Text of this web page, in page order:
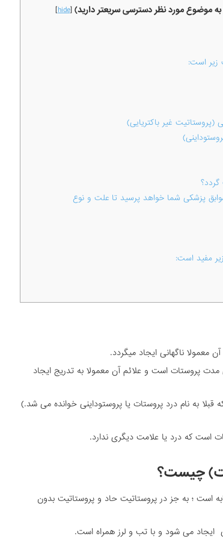
موضوع مورد نظر دسترسی سریعتر دارید) [
hide
]
زیر است:
(پروستاتیت غیر باکتریایی)
پزشکی شما خواهد پرسید تا علت و نوع
مفید است:
معمولا ناگهانی ایجاد میگردد.
پروستات است و علائم آن معمولا به تدریج ایجاد
قبلا به نام درد پروستات یا پروستوداینی خوانده می شد.)
است که درد یا علامت دیگری ندارد.
چیست؟
است ؛ به جز در پروستاتیت حاد و پروستاتیت بدون
ایجاد می شود و با تب و لرز همراه است.